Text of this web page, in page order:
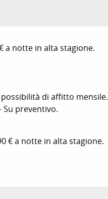
a notte in alta stagione.
di affitto mensile.
Su preventivo.
€ a notte in alta stagione.